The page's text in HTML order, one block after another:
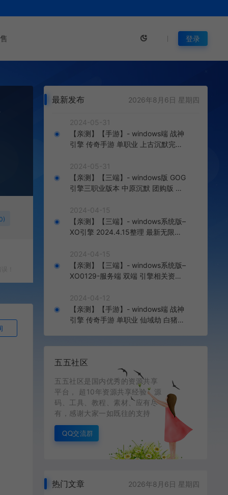
登录
最新发布 2026年8月6日 星期四
2024-05-31
【亲测】【手游】- windows端 战神
引擎 传奇手游 单职业 上古沉默完整
+工具
2024-05-31
【亲测】【三端】- windows版 GOG
引擎三职业版本 中原沉默 团购版 已
2024-04-15
【亲测】【三端】- windows系统版–
XO引擎 2024.4.15整理 最新无限制
2024-04-15
【亲测】【三端】- windows系统版–
XO0129-服务端 双端 引擎相关资料
户端 无版本
2024-04-12
【亲测】【手游】- windows端 战神
引擎 传奇手游 单职业 仙域劫 白猪3.
五五社区
五五社区是国内优秀的资源共享
平台， 超10年资源共享经验，源
码、工具、教程、素材、应有尽
有，感谢大家一如既往的支持
QQ交流群
热门文章 2026年8月6日 星期四